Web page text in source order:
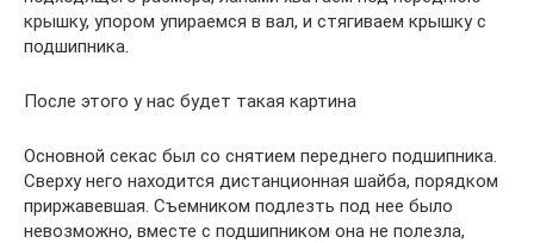
крышку, упором упираемся в вал, и стягиваем крышку с
подшипника.
После этого у нас будет такая картина
Основной секас был со снятием переднего подшипника.
Сверху него находится дистанционная шайба, порядком
приржавевшая. Съемником подлезть под нее было
невозможно, вместе с подшипником она не полезла,